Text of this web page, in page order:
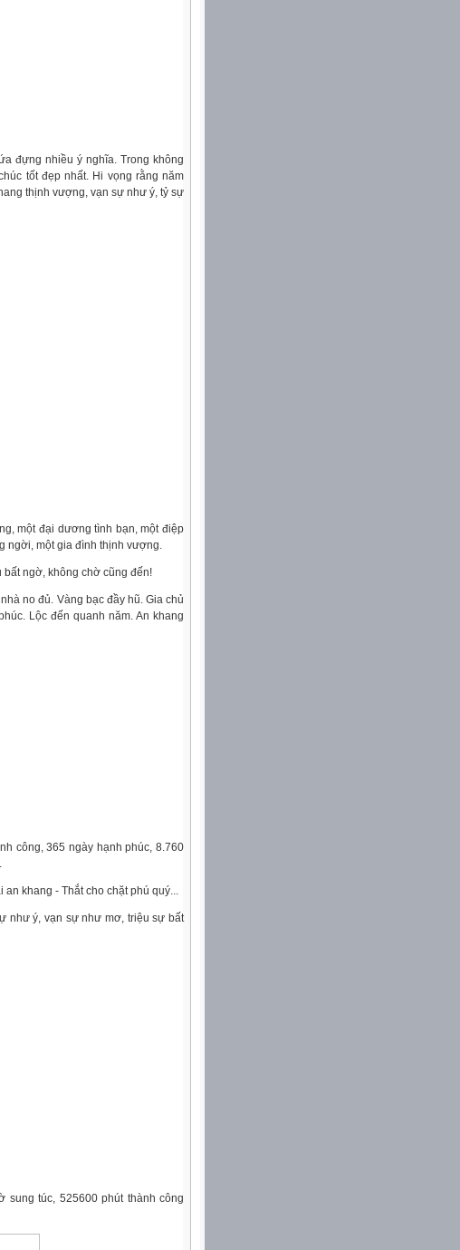
đựng nhiều ý nghĩa. Trong không
tốt đẹp nhất. Hi vọng rằng năm
thịnh vượng, vạn sự như ý, tỷ sự
một đại dương tình bạn, một điệp
ngời, một gia đình thịnh vượng.
ngờ, không chờ cũng đến!
no đủ. Vàng bạc đầy hũ. Gia chủ
Lộc đến quanh năm. An khang
công, 365 ngày hạnh phúc, 8.760
khang - Thắt cho chặt phú quý...
như ý, vạn sự như mơ, triệu sự bất
sung túc, 525600 phút thành công